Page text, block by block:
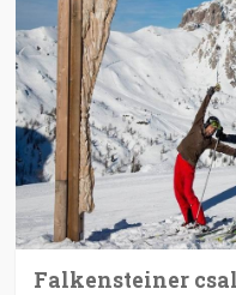
Falkensteiner